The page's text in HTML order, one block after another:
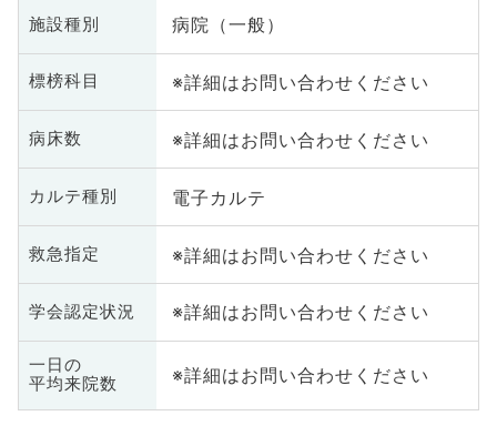
施設種別 病院（一般）
標榜科目 ※詳細はお問い合わせください
病床数 ※詳細はお問い合わせください
カルテ種別 電子カルテ
救急指定 ※詳細はお問い合わせください
学会認定状況 ※詳細はお問い合わせください
一日の
平均来院数
※詳細はお問い合わせください